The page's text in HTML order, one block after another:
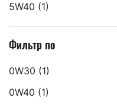
5W40 (1)
Фильтр по
0W30 (1)
0W40 (1)